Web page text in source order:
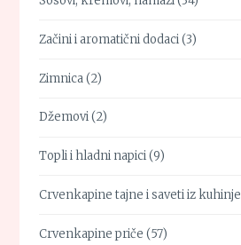
Začini i aromatični dodaci(3)
Zimnica(2)
Džemovi(2)
Topli i hladni napici(9)
Crvenkapine tajne i saveti iz kuhinje
Crvenkapine priče (57)